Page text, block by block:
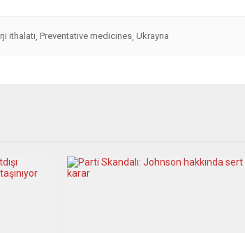
ithalatı Preventative medicines Ukrayna